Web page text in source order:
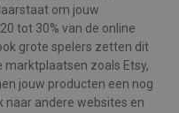
om jouw
tot 30% van de online
grote spelers zetten dit
marktplaatsen zoals Etsy,
jouw producten een nog
naar andere websites en